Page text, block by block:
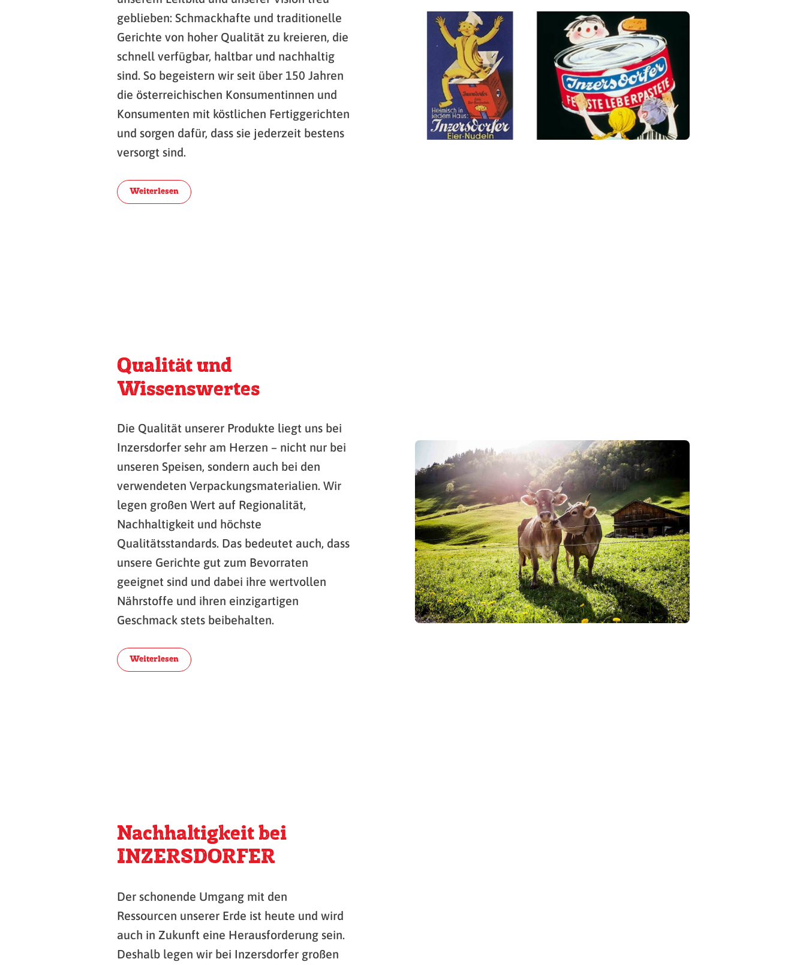
geblieben: Schmackhafte und traditionelle
Gerichte von hoher Qualität zu kreieren, die
schnell verfügbar, haltbar und nachhaltig
sind. So begeistern wir seit über 150 Jahren
die österreichischen Konsumentinnen und
Konsumenten mit köstlichen Fertiggerichten
und sorgen dafür, dass sie jederzeit bestens
versorgt sind.
Weiterlesen
Qualität und
Wissenswertes
Die Qualität unserer Produkte liegt uns bei
Inzersdorfer sehr am Herzen – nicht nur bei
unseren Speisen, sondern auch bei den
verwendeten Verpackungsmaterialien. Wir
legen großen Wert auf Regionalität,
Nachhaltigkeit und höchste
Qualitätsstandards. Das bedeutet auch, dass
unsere Gerichte gut zum Bevorraten
geeignet sind und dabei ihre wertvollen
Nährstoffe und ihren einzigartigen
Geschmack stets beibehalten.
Weiterlesen
Nachhaltigkeit bei
INZERSDORFER
Der schonende Umgang mit den
Ressourcen unserer Erde ist heute und wird
auch in Zukunft eine Herausforderung sein.
Deshalb legen wir bei Inzersdorfer großen